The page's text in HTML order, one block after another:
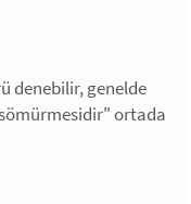
denebilir, genelde
ortada